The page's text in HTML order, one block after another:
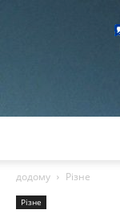
додому
Різне
Різне